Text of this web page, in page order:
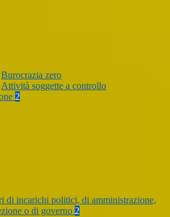
Burocrazia zero
Attività soggette a controllo
2
di incarichi politici, di amministrazione,
o di governo 2